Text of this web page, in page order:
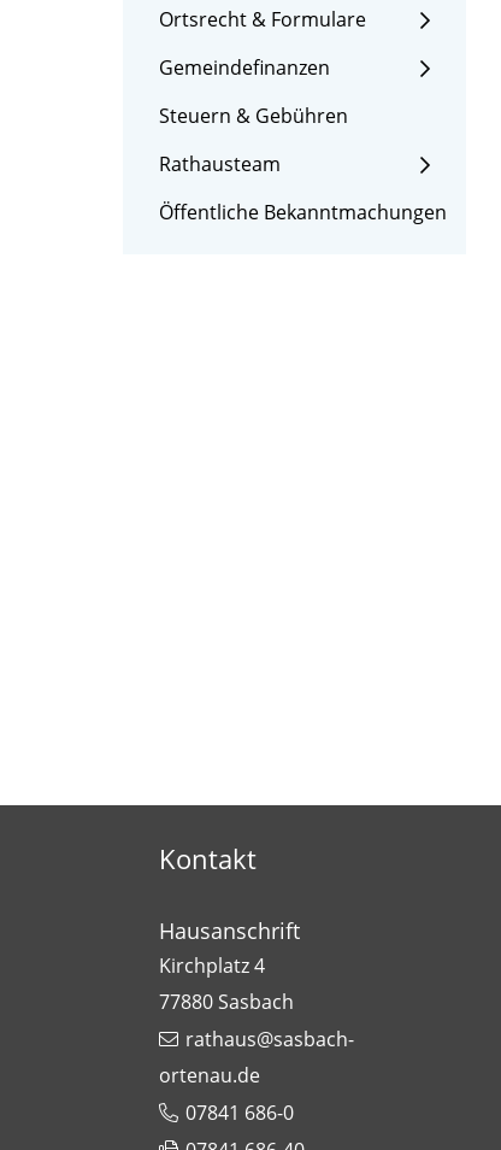
Ortsrecht & Formulare
Gemeindefinanzen
Steuern & Gebühren
Rathausteam
Öffentliche Bekanntmachungen
Kontakt
Hausanschrift
Kirchplatz 4
77880Sasbach
rathaus@sasbach-
ortenau.de
07841 686-0